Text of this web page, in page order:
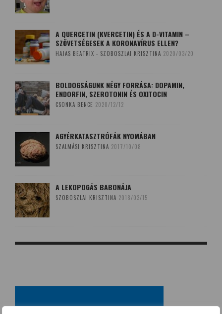
A QUERCETIN (KVERCETIN) ÉS A D-VITAMIN –
SZÖVETSÉGESEK A KORONAVÍRUS ELLEN?
HAJAS BEATRIX - SZOBOSZLAI KRISZTINA 2020/03/20
BOLDOGSÁGUNK NÉGY FORRÁSA: DOPAMIN,
ENDORFIN, SZEROTONIN ÉS OXITOCIN
CSONKA BENCE 2020/12/12
AGYÉRKATASZTRÓFÁK NYOMÁBAN
SZALMÁSI KRISZTINA 2017/10/08
A LEKOPOGÁS BABONÁJA
SZOBOSZLAI KRISZTINA 2018/03/15